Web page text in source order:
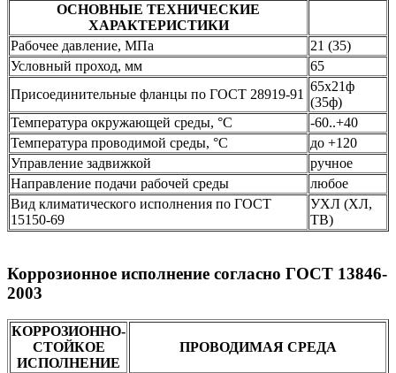
ОСНОВНЫЕ ТЕХНИЧЕСКИЕ
ХАРАКТЕРИСТИКИ
Рабочее давление, МПа
21 (35)
Условный проход, мм
65
Присоединительные фланцы по ГОСТ 28919-91
65х21ф
(35ф)
Температура окружающей среды, °С
-60..+40
Температура проводимой среды, °С
до +120
Управление задвижкой
ручное
Направление подачи рабочей среды
любое
Вид климатического исполнения по ГОСТ
15150-69
УХЛ (ХЛ,
ТВ)
Коррозионное исполнение согласно ГОСТ 13846-
2003
КОРРОЗИОННО-
СТОЙКОЕ
ИСПОЛНЕНИЕ
ПРОВОДИМАЯ СРЕДА